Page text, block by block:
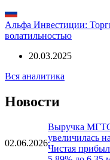
Альфа Инвестиции:
волатильностью
20.03.2025
Вся аналитика
Новости
02.06.2026
Выручка МГТС
увеличилась
Чистая